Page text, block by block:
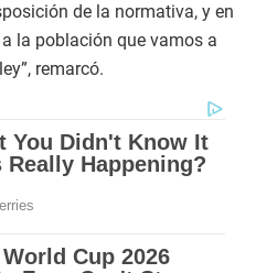
de la normativa, y en
la población que vamos a
remarcó.